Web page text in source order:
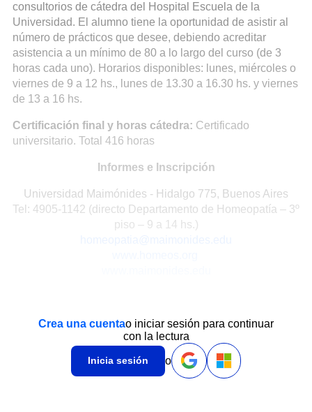
consultorios de cátedra del Hospital Escuela de la
Universidad. El alumno tiene la oportunidad de asistir al
número de prácticos que desee, debiendo acreditar
asistencia a un mínimo de 80 a lo largo del curso (de 3
horas cada uno). Horarios disponibles: lunes, miércoles o
viernes de 9 a 12 hs., lunes de 13.30 a 16.30 hs. y viernes
de 13 a 16 hs.
Certificación final y horas cátedra: Certificado
universitario. Total 416 horas
Informes e Inscripción
Universidad Maimónides - Hidalgo 775, Buenos Aires
Tel: 4905-1142 (directo Departamento de Homeopatía – 3º
piso – 9 a 14 hs.)
Crea una cuentao iniciar sesión para continuar
con la lectura
Inicia sesión o